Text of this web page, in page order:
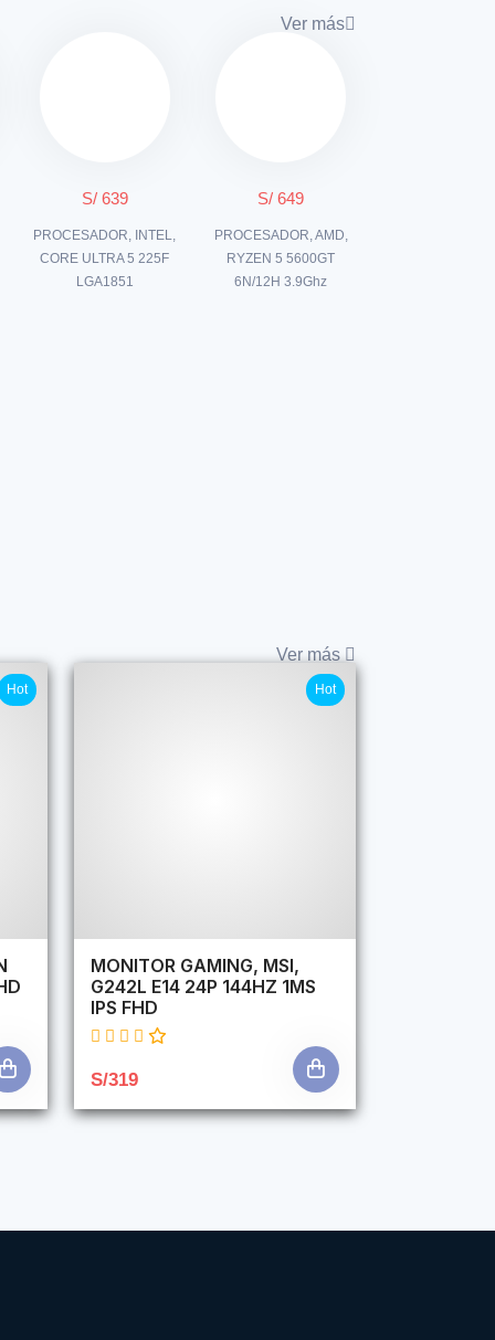
Ver más
S/ 639
PROCESADOR, INTEL,
CORE ULTRA 5 225F
LGA1851
S/ 649
PROCESADOR, AMD,
RYZEN 5 5600GT
6N/12H 3.9Ghz
Ver más
Hot Hot
MONITOR GAMING, MSI,
G242L E14 24P 144HZ 1MS
IPS FHD
S/319